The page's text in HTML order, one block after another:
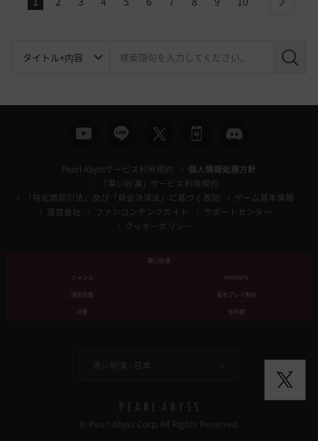
next
検
Pearl Abyssサービス利用規約
個人情報処理方針
「黒い砂漠」サービス利用規約
「特定商取引法」及び「資金決済法」に基づく表記
ゲーム基本情報
運営会社
ファンコンテンツガイド
サポートセンター
クッキーポリシー
黒い砂漠
ジャンル
MMORPG
課金形態
基本プレイ無料
対象
全年齢
黒い砂漠 - 日本
© Pearl Abyss Corp. All Rights Reserved.